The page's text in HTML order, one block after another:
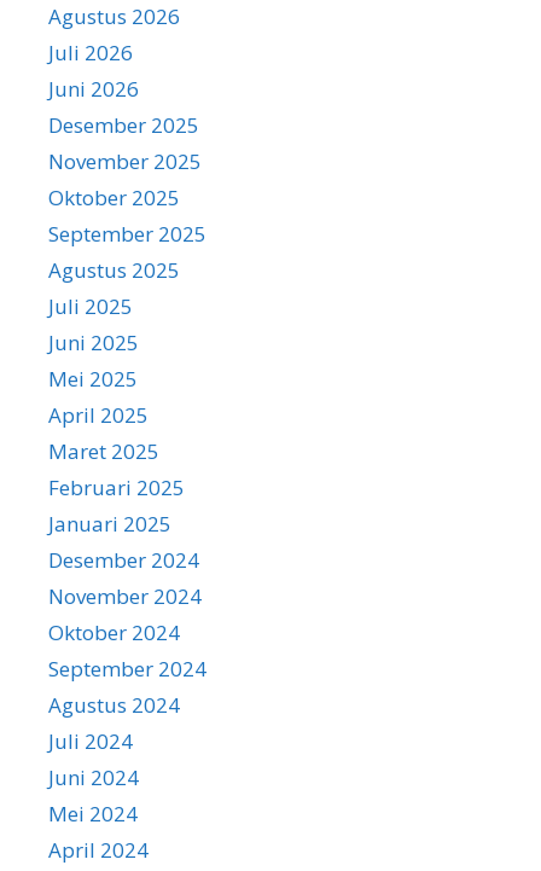
Agustus 2026
Juli 2026
Juni 2026
Desember 2025
November 2025
Oktober 2025
September 2025
Agustus 2025
Juli 2025
Juni 2025
Mei 2025
April 2025
Maret 2025
Februari 2025
Januari 2025
Desember 2024
November 2024
Oktober 2024
September 2024
Agustus 2024
Juli 2024
Juni 2024
Mei 2024
April 2024